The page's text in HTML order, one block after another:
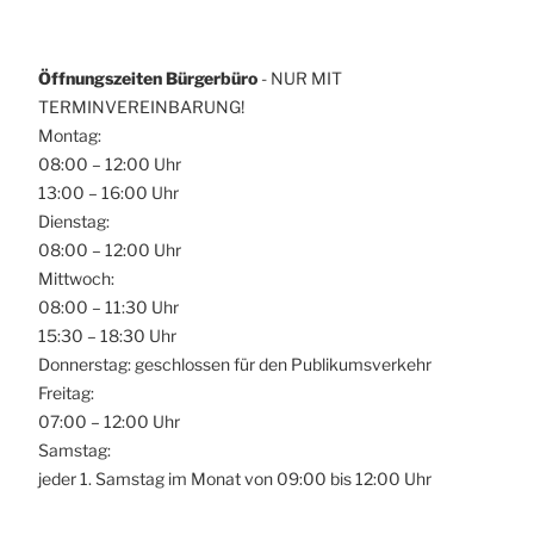
Öffnungszeiten Bürgerbüro - NUR MIT
TERMINVEREINBARUNG!
Montag:
08:00 – 12:00 Uhr
13:00 – 16:00 Uhr
Dienstag:
08:00 – 12:00 Uhr
Mittwoch:
08:00 – 11:30 Uhr
15:30 – 18:30 Uhr
Donnerstag: geschlossen für den Publikumsverkehr
Freitag:
07:00 – 12:00 Uhr
Samstag:
jeder 1. Samstag im Monat von 09:00 bis 12:00 Uhr